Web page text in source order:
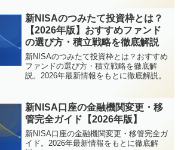
新NISAのつみたて投資枠とは？
【2026年版】おすすめファンド
の選び方・積立戦略を徹底解説
新NISAのつみたて投資枠とは？おすすめ
ファンドの選び方・積立戦略を徹底解
説。2026年最新情報をもとに徹底解説。
新NISA口座の金融機関変更・移
管完全ガイド【2026年版】
新NISA口座の金融機関変更・移管完全ガ
イド。2026年最新情報をもとに徹底解